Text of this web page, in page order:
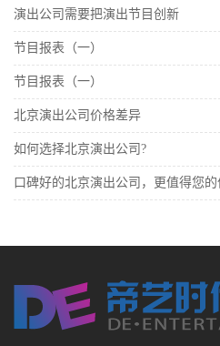
演出公司需要把演出节目创新
节目报表（一）
节目报表（一）
北京演出公司价格差异
如何选择北京演出公司?
口碑好的北京演出公司，更值得您的